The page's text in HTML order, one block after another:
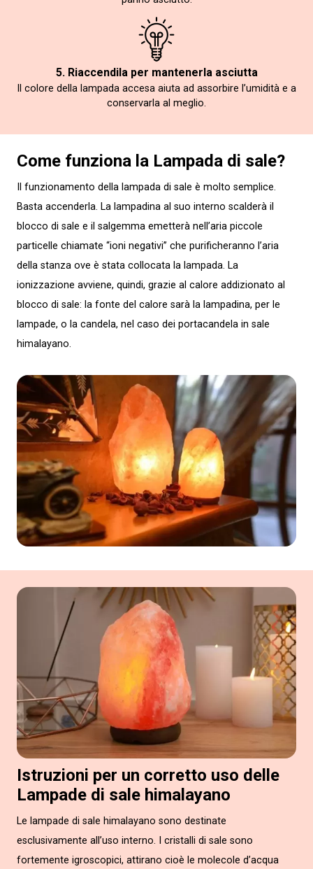
5. Riaccendila per mantenerla asciutta
Il colore della lampada accesa aiuta ad assorbire l’umidità e a
conservarla al meglio.
Come funziona la Lampada di sale?
Il funzionamento della lampada di sale è molto semplice.
Basta accenderla. La lampadina al suo interno scalderà il
blocco di sale e il salgemma emetterà nell’aria piccole
particelle chiamate “ioni negativi” che purificheranno l’aria
della stanza ove è stata collocata la lampada. La
ionizzazione avviene, quindi, grazie al calore addizionato al
blocco di sale: la fonte del calore sarà la lampadina, per le
lampade, o la candela, nel caso dei portacandela in sale
himalayano.
Istruzioni per un corretto uso delle
Lampade di sale himalayano
Le lampade di sale himalayano sono destinate
esclusivamente all’uso interno. I cristalli di sale sono
fortemente igroscopici, attirano cioè le molecole d’acqua